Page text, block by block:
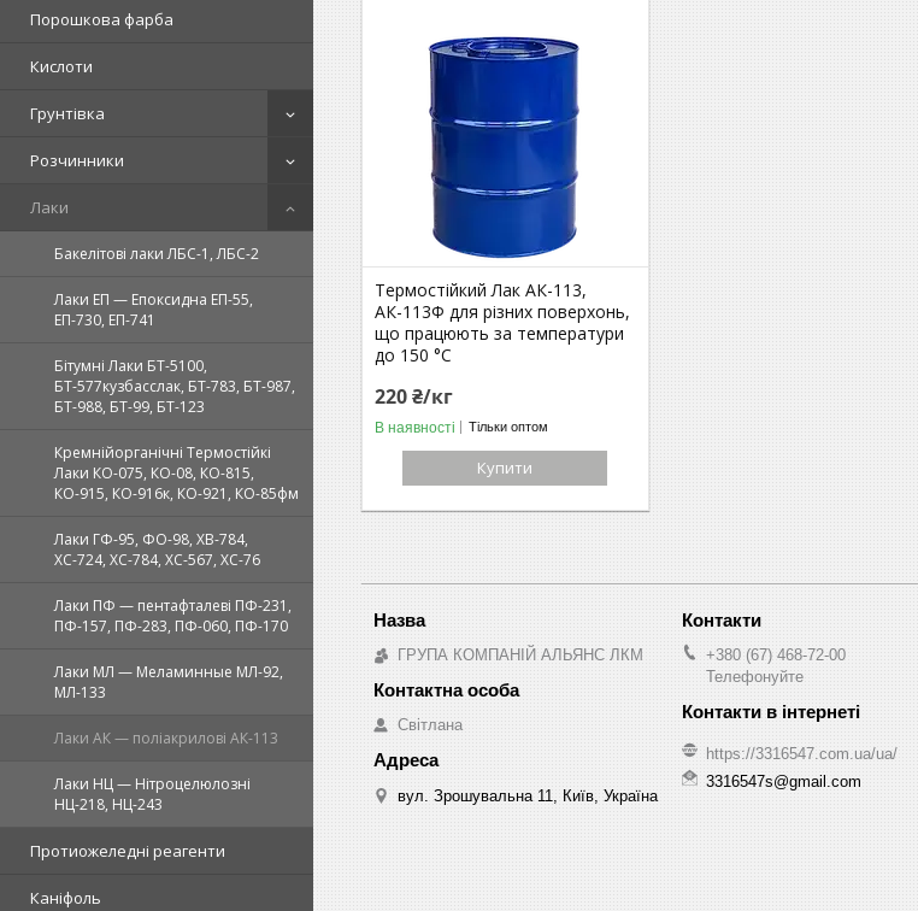
Порошкова фарба
Кислоти
Грунтівка
Розчинники
Лаки
Бакелітові лаки ЛБС-1, ЛБС-2
Лаки ЕП — Епоксидна ЕП-55,
ЕП-730, ЕП-741
Бітумні Лаки БТ-5100,
БТ-577кузбасслак, БТ-783, БТ-987,
БТ-988, БТ-99, БТ-123
Кремнійорганічні Термостійкі
Лаки КО-075, КО-08, КО-815,
КО-915, КО-916к, КО-921, КО-85фм
Лаки ГФ-95, ФО-98, ХВ-784,
ХС-724, ХС-784, ХС-567, ХС-76
Лаки ПФ — пентафталеві ПФ-231,
ПФ-157, ПФ-283, ПФ-060, ПФ-170
Лаки МЛ — Меламинные МЛ-92,
МЛ-133
Лаки АК — поліакрилові АК-113
Лаки НЦ — Нітроцелюлозні
НЦ-218, НЦ-243
Протиожеледні реагенти
Каніфоль
Термостійкий Лак АК-113,
АК-113Ф для різних поверхонь,
що працюють за температури
до 150 °C
220 ₴/кг
В наявності Тільки оптом
Купити
ГРУПА КОМПАНІЙ АЛЬЯНС ЛКМ
Світлана
вул. Зрошувальна 11, Київ, Україна
+380 (67) 468-72-00
Телефонуйте
https://3316547.com.ua/ua/
3316547s@gmail.com